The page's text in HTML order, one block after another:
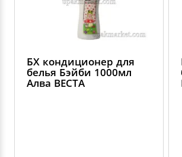
БХ кондиционер для
белья Бэйби 1000мл
Алва ВЕСТА